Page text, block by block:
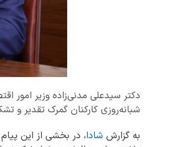
دکتر سیدعلی مدنی‌زاده وزیر امور
شبانه‌روزی کارکنان گمرک تقدیر و
به گزارش شادا، در بخشی از این